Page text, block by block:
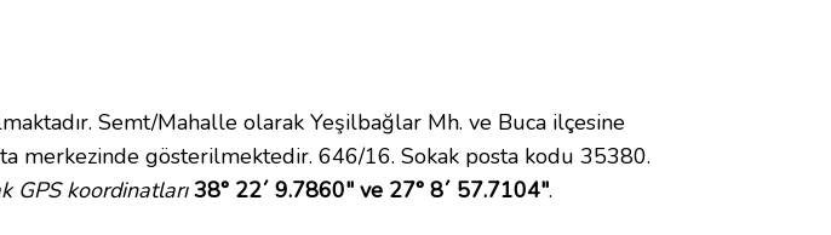
Semt/Mahalle olarak Yeşilbağlar Mh. ve Buca ilçesine
merkezinde gösterilmektedir. 646/16. Sokak posta kodu 35380.
GPS koordinatları 38° 22´ 9.7860" ve 27° 8´ 57.7104".